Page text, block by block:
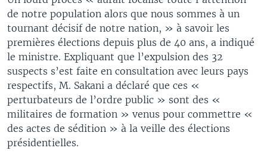
de notre population alors que nous sommes à un
tournant décisif de notre nation, » à savoir les
premières élections depuis plus de 40 ans, a indiqué
le ministre. Expliquant que l’expulsion des 32
suspects s’est faite en consultation avec leurs pays
respectifs, M. Sakani a déclaré que ces «
perturbateurs de l’ordre public » sont des «
militaires de formation » venus pour commettre «
des actes de sédition » à la veille des élections
présidentielles.